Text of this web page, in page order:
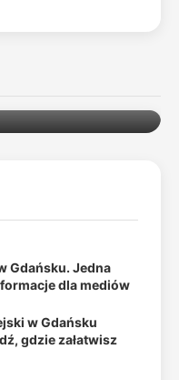
Gdańsku. Jedna
dla mediów
w Gdańsku
gdzie załatwisz